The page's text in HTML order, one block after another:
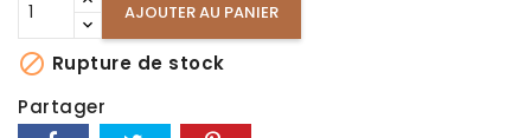
AJOUTER AU PANIER
 Rupture de stock
Partager